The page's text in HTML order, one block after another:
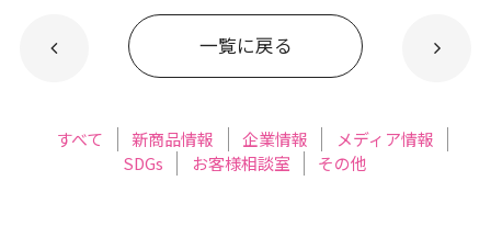
一覧に戻る
すべて 新商品情報 企業情報
メディア情報
SDGs
お客様相談室 その他